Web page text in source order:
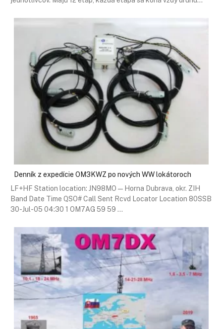
Denník z expedície OM3KWZ po nových WW lokátoroch
LF+HF Station location: JN98MO — Horna Dubrava, okr. ZIH
Band Date Time QSO# Call Sent Rcvd Locator Location 80SSB
30-Jul-05 04:30 1 OM7AG 59 59 …